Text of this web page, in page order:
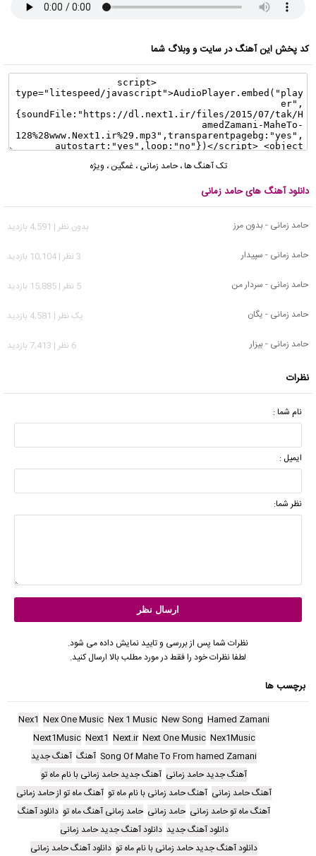
کد پخش این آهنگ در سایت و وبلاگ شما
تک آهنگ ها،حامد زمانی ،غمگین ، ویژه
دانلود آهنگ های حامد زمانی
حامد زمانی - بدون مرز
بدون نظر | 4,591 بازدید
حامد زمانی - سپیدار
3 نظر | 10,104 بازدید
حامد زمانی - سردار من
5 نظر | 15,885 بازدید
حامد زمانی - یگان
يک نظر | 4,581 بازدید
حامد زمانی - بیزار
6 نظر | 7,413 بازدید
نظرات
نام شما :
ایمیل :
نظر شما:
نظرات شما پس از بررسی و تایید نمایش داده می شود.
لطفا نظرات خود را فقط در مورد مطلب بالا ارسال کنید.
برچسب ها
Hamed Zamani
New Song
Nex 1 Music
Nex One Music
Nex1
Nex1Music
Next One Music
Next.ir
Next1
Next1Music
Song Of Mahe To From hamed Zamani آهنگ آهنگ جدید
آهنگ جدید حامد زمانی آهنگ جدید حامد زمانی با نام ماه تو
آهنگ حامد زمانی آهنگ حامد زمانی با نام ماه تو آهنگ ماه تو از حامد زمانی
آهنگ ماه تو حامد زمانی حامد زمانی حامد زمانی آهنگ ماه تو دانلود آهنگ
دانلود آهنگ جدید دانلود آهنگ جدید حامد زمانی
دانلود آهنگ جدید حامد زمانی با نام ماه تو دانلود آهنگ حامد زمانی